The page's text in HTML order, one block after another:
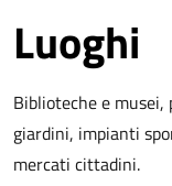
Luoghi
Biblioteche e
giardini, impianti
mercati cittadini.